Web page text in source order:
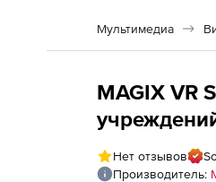
Мультимедиа
MAGIX VR
Нет отзывов
Производитель: